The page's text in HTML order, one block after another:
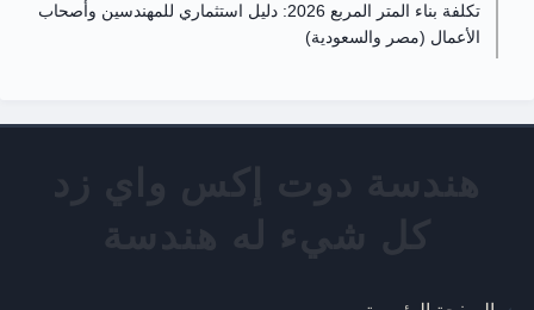
تكلفة بناء المتر المربع 2026: دليل استثماري للمهندسين وأصحاب
الأعمال (مصر والسعودية)